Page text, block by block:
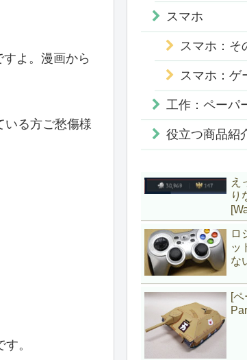
よ。漫画から
る方ご愁傷様
。
スマホ
スマホ：そ
スマホ：ゲ
工作：ペーパ
役立つ商品紹
え
り
ロ
ッ
な
[